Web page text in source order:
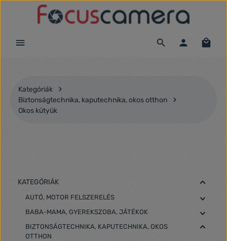
Ugrás a fő tartalomra
Kategóriák
Biztonságtechnika, kaputechnika, okos otthon
Okos kütyük
KATEGÓRIÁK
AUTÓ, MOTOR FELSZERELÉS
BABA-MAMA, GYEREKSZOBA, JÁTÉKOK
BIZTONSÁGTECHNIKA, KAPUTECHNIKA, OKOS
OTTHON